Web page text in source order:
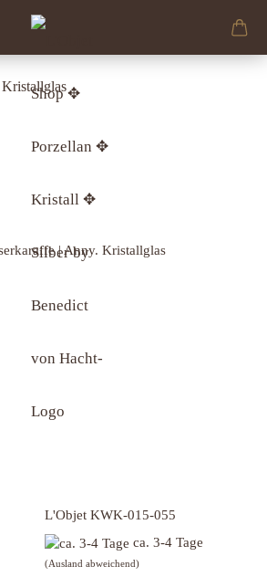
L'Objet KWK-015-055
ca. 3-4 Tage
(Ausland abweichend)